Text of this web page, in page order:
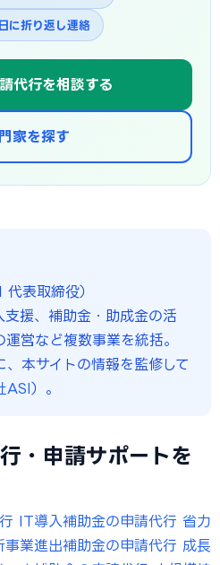
に折り返し連絡
代行を相談する
家を探す
代表取締役）
援、補助金・助成金の活
営など複数事業を統括。
本サイトの情報を監修して
ASI）。
・申請サポートを
IT導入補助金の申請代行 省力
事業進出補助金の申請代行 成長